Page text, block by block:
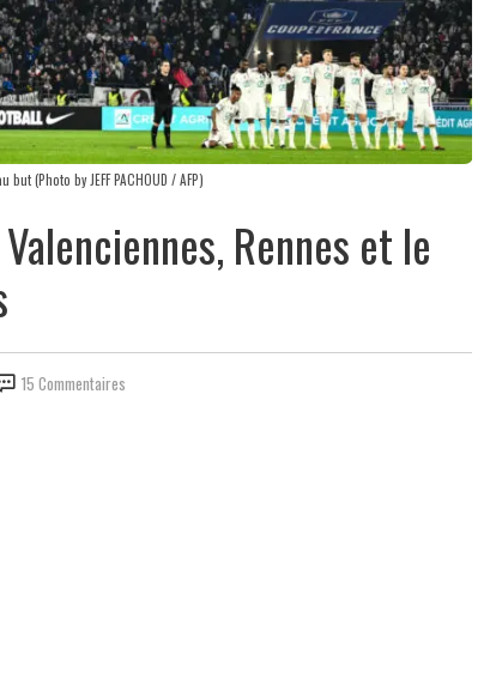
(Photo by JEFF PACHOUD / AFP)
Rennes et le
15 Commentaires